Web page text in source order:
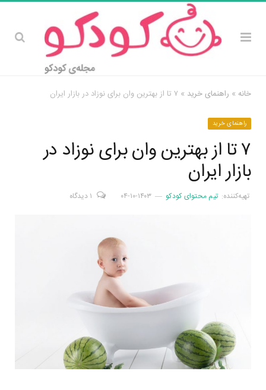
خانه » راهنمای خرید » ۷ تا از بهترین وان برای نوزاد در بازار ایران
راهنمای خرید
۷ تا از بهترین وان برای نوزاد در
بازار ایران
تهیه‌کننده: تیم محتوای کودکو ۱۴۰۳-۱۰-۰۴ ۱ دیدگاه